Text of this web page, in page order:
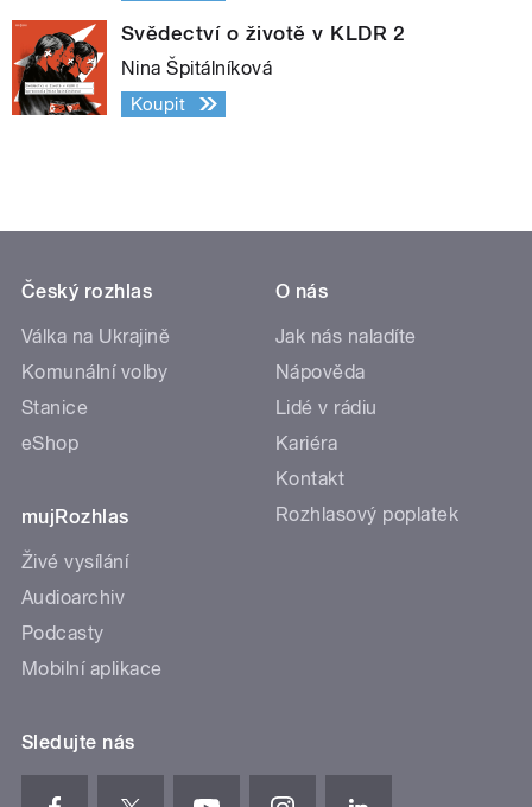
Svědectví o životě v KLDR 2
Nina Špitálníková
Koupit
Český rozhlas
Válka na Ukrajině
Komunální volby
Stanice
eShop
mujRozhlas
Živé vysílání
Audioarchiv
Podcasty
Mobilní aplikace
O nás
Jak nás naladíte
Nápověda
Lidé v rádiu
Kariéra
Kontakt
Rozhlasový poplatek
Sledujte nás